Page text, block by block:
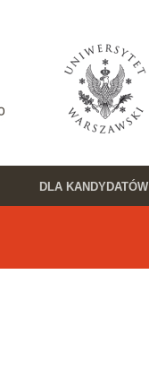
DLA KANDYDATÓW